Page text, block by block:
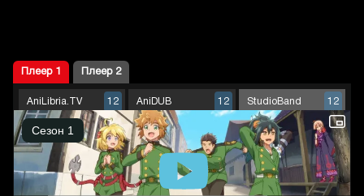
Плеер 1 Плеер 2
AniLibria.TV 12 AniDUB 12 StudioBand 12